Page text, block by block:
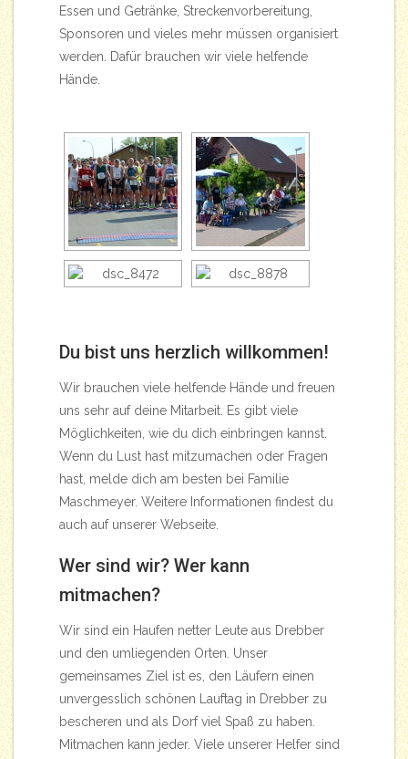
Essen und Getränke, Streckenvorbereitung,
Sponsoren und vieles mehr müssen organisiert
werden. Dafür brauchen wir viele helfende
Hände.
Du bist uns herzlich willkommen!
Wir brauchen viele helfende Hände und freuen
uns sehr auf deine Mitarbeit. Es gibt viele
Möglichkeiten, wie du dich einbringen kannst.
Wenn du Lust hast mitzumachen oder Fragen
hast, melde dich am besten bei Familie
Maschmeyer. Weitere Informationen findest du
auch auf unserer Webseite.
Wer sind wir? Wer kann
mitmachen?
Wir sind ein Haufen netter Leute aus Drebber
und den umliegenden Orten. Unser
gemeinsames Ziel ist es, den Läufern einen
unvergesslich schönen Lauftag in Drebber zu
bescheren und als Dorf viel Spaß zu haben.
Mitmachen kann jeder. Viele unserer Helfer sind